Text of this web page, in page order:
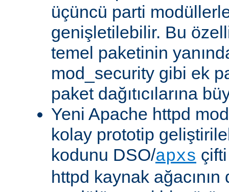
üçüncü parti
genişletilebilir. Bu
temel paketinin
mod_security gibi ek
paket dağıtıcılarına
Yeni Apache httpd
kolay prototip
kodunu DSO/apxs
httpd kaynak ağacının